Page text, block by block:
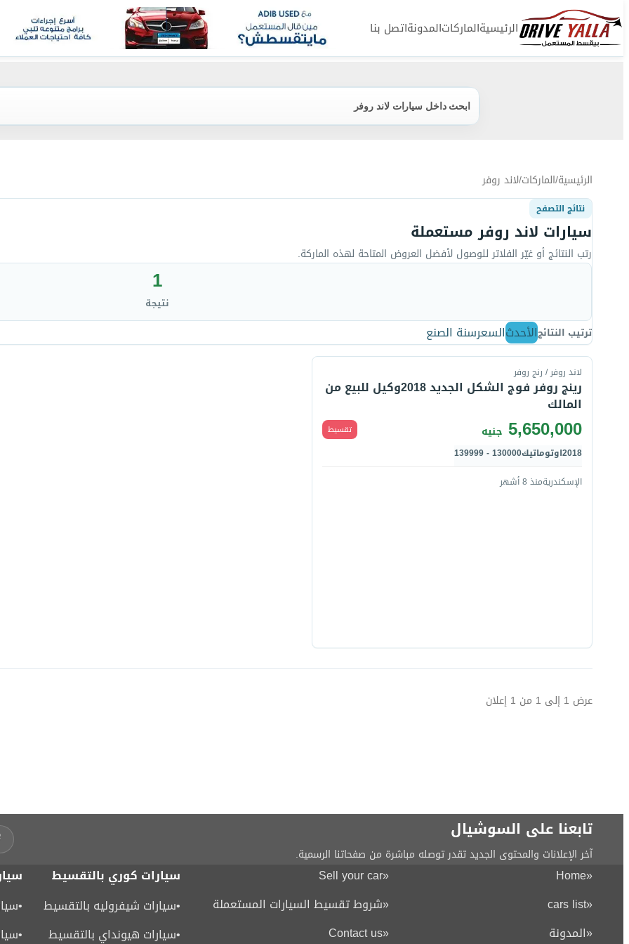
الرئيسيةالماركاتالمدونةاتصل بنا
ابحث داخل سيارات ﻻند روفر
الرئيسية/الماركات/ﻻند روفر
نتائج التصفح
سيارات ﻻند روفر مستعملة
رتب النتائج أو غيّر الفلاتر للوصول لأفضل العروض المتاحة لهذه الماركة.
1
نتيجة
ترتيب النتائجالأحدثالسعرسنة الصنع
ﻻند روفر / رنج روفر
رينج روفر فوج الشكل الجديد 2018وكيل للبيع من
المالك
5,650,000 جنيه تقسيط
2018اوتوماتيك130000 - 139999
الإسكندريةمنذ 8 أشهر
عرض 1 إلى 1 من 1 إعلان
تابعنا على السوشيال
آخر الإعلانات والمحتوى الجديد تقدر توصله مباشرة من صفحاتنا الرسمية.
«
Home
«
cars list
«المدونة
«
Sell your car
«شروط تقسيط السيارات المستعملة
«
Contact us
سيارات كوري بالتقسيط
•سيارات شيفروليه بالتقسيط
•سيارات هيونداي بالتقسيط
•
•